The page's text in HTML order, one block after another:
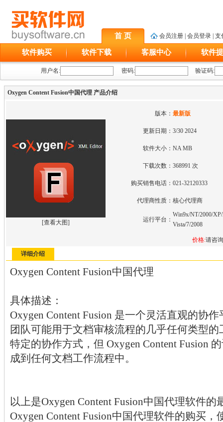
首 页 会员注册 会员登录 支
软件购买 软件下载 客服中心 软件
用户名: 密码: 验证码:
Oxygen Content Fusion中国代理 产品介绍
[查看大图]
版本：最新版
更新日期：3/30 2024
软件大小：NA MB
下载次数：368991 次
购买销售电话：021-32120333
代理商性质：核心代理商
运行平台：
Win9x/NT/2000/
Vista/7/2008
价格:请咨
详细介绍
Oxygen Content Fusion中国代理
具体描述：
Oxygen Content Fusion 是一个灵活直观的协
团队可能用于文档审核流程的几乎任何类型
特定的协作方式，但 Oxygen Content Fusion
成到任何文档工作流程中。
以上是Oxygen Content Fusion中国代理软件
Oxygen Content Fusion中国代理软件的购买